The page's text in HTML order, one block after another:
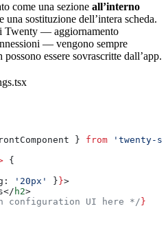
come una sezione all’interno
una sostituzione dell’intera scheda.
Twenty — aggiornamento
— vengono sempre
essere sovrascritte dall’app.
} from 'twenty-
{
'20px' } }>
</ h2>
configuration UI here */ }